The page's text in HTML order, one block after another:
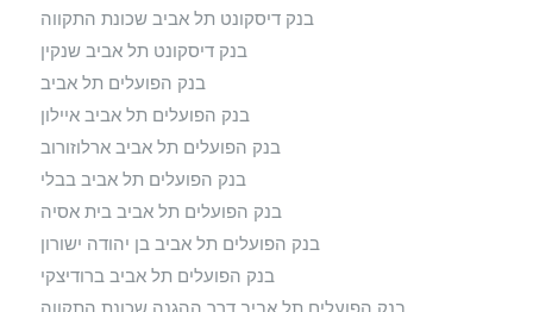
בנק דיסקונט תל אביב שכונת התקווה
בנק דיסקונט תל אביב שנקין
בנק הפועלים תל אביב
בנק הפועלים תל אביב איילון
בנק הפועלים תל אביב ארלוזורוב
בנק הפועלים תל אביב בבלי
בנק הפועלים תל אביב בית אסיה
בנק הפועלים תל אביב בן יהודה ישורון
בנק הפועלים תל אביב ברודיצקי
בנק הפועלים תל אביב דרך ההגנה שכונת התקווה